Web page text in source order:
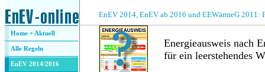
EnEV 2014, EnEV ab 2016 und EEWärmeG 2011:
Home + Aktuell
Alle Regeln
EnEV 2014/2016
Energieausweis nach
für ein leerstehendes